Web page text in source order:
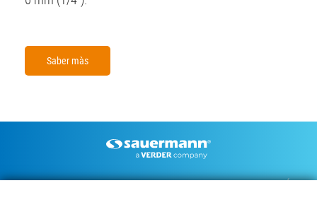
Saber màs
Footer
BOMBAS DE CONDENSADOS
INSTRUMENTOS DE MEDICIÓN